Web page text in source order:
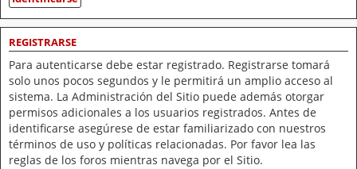
REGISTRARSE
Para autenticarse debe estar registrado. Registrarse tomará
solo unos pocos segundos y le permitirá un amplio acceso al
sistema. La Administración del Sitio puede además otorgar
permisos adicionales a los usuarios registrados. Antes de
identificarse asegúrese de estar familiarizado con nuestros
términos de uso y políticas relacionadas. Por favor lea las
reglas de los foros mientras navega por el Sitio.